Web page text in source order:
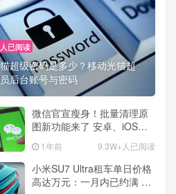
已阅读
超级密码是多少？移动光猫超
后台账号与密码
微信官宣瘦身！批量清理原
图新功能来了 安卓、iOS均
1年前 9.3W+人已阅读
小米SU7 Ultra租车单日价格
高达万元：一月内已约满 预